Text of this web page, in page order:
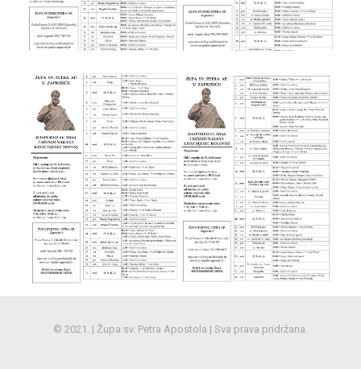
© 2021. | Župa sv. Petra Apostola | Sva prava pridržana.